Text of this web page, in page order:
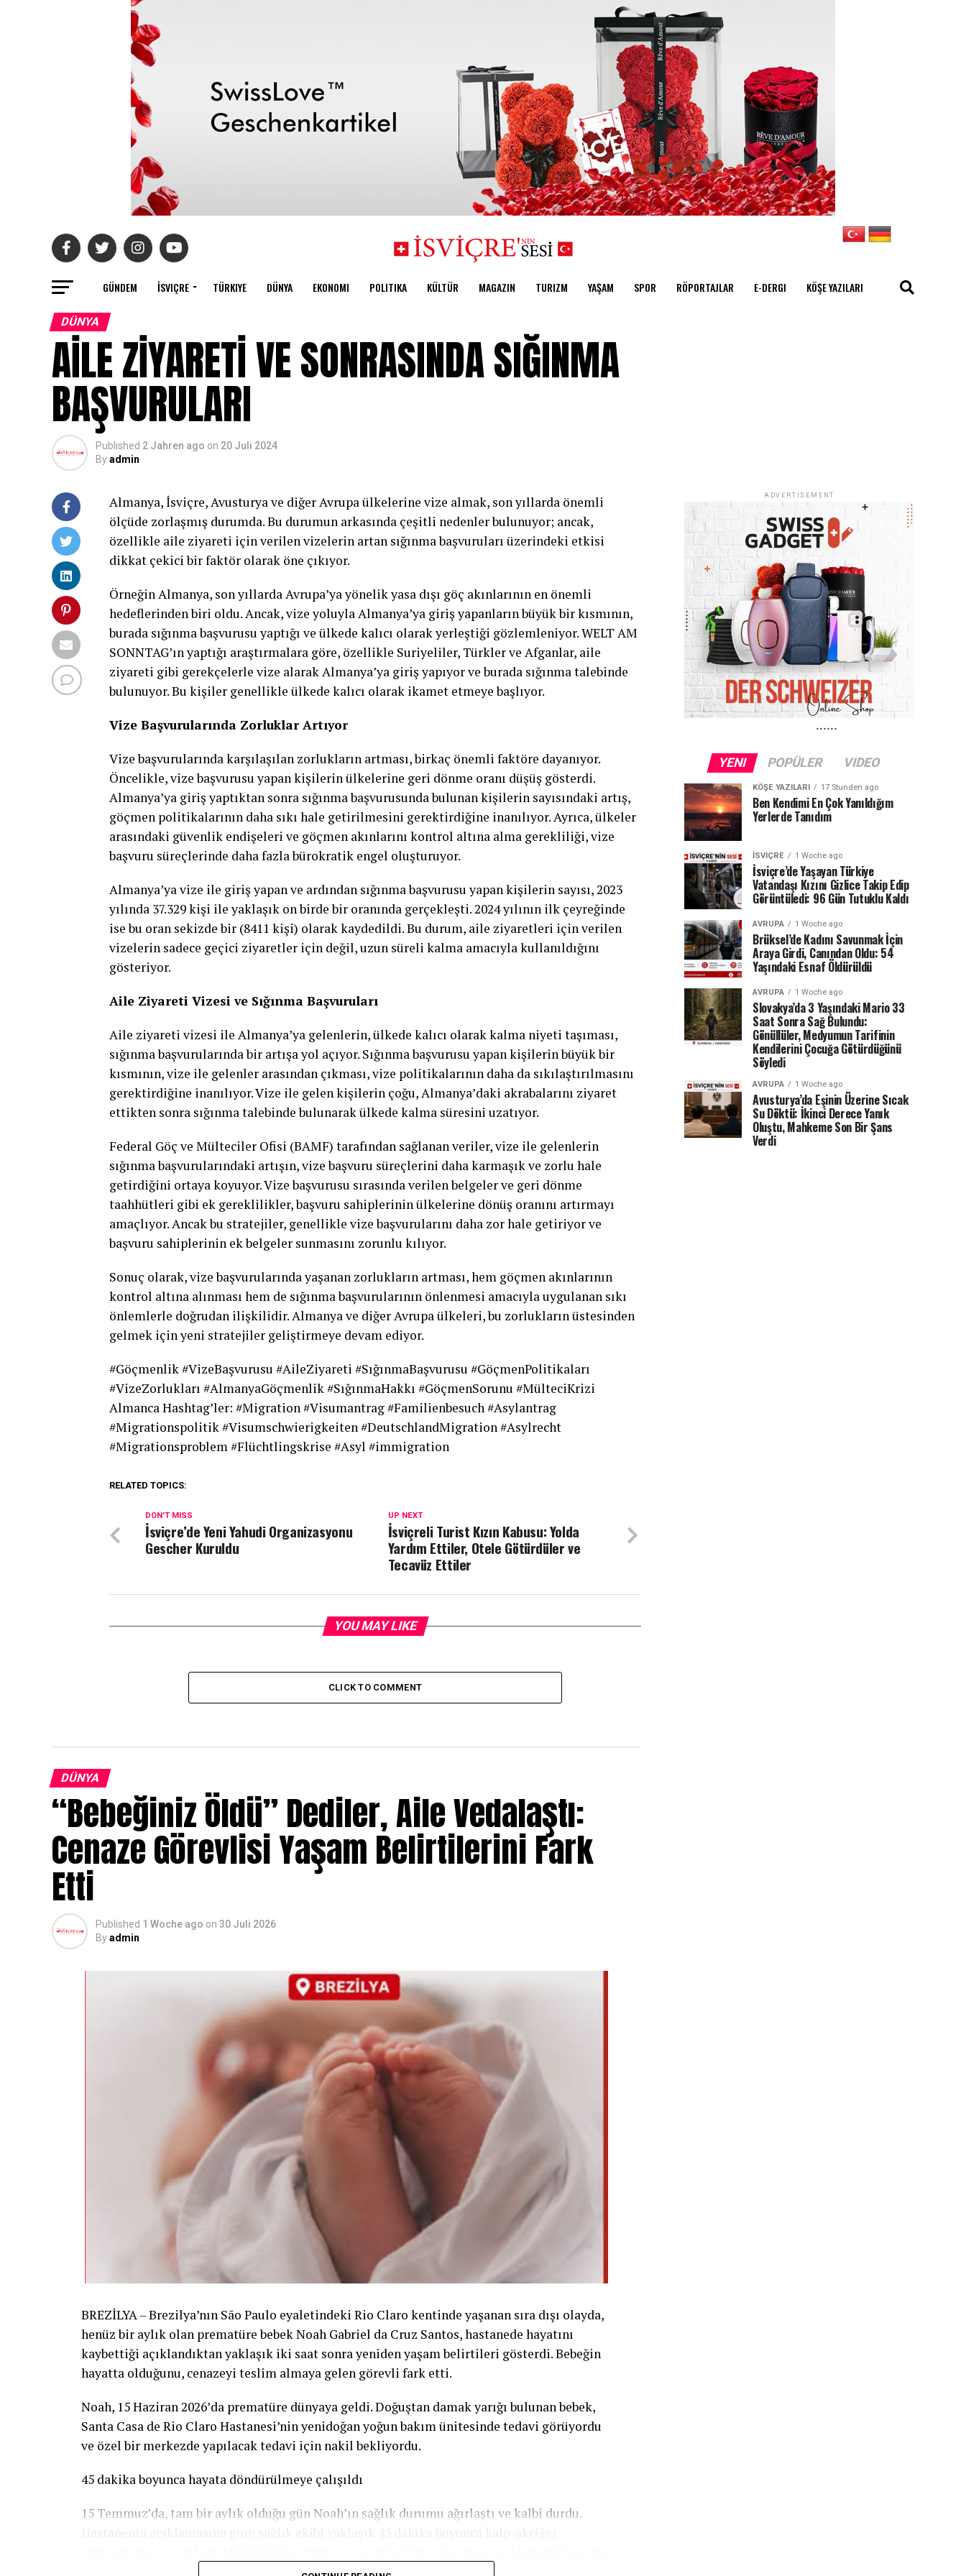
GÜNDEM İSVIÇRE TÜRKIYE DÜNYA EKONOMI POLITIKA KÜLTÜR MAGAZIN TURIZM YAŞAM SPOR RÖPORTAJLAR E-DERGI KÖŞE YAZILARI
DÜNYA
AİLE ZİYARETİ VE SONRASINDA SIĞINMA
BAŞVURULARI
Published 2 Jahren ago on 20 Juli 2024
Byadmin
Almanya, İsviçre, Avusturya ve diğer Avrupa ülkelerine vize almak, son yıllarda önemli
ölçüde zorlaşmış durumda. Bu durumun arkasında çeşitli nedenler bulunuyor; ancak,
özellikle aile ziyareti için verilen vizelerin artan sığınma başvuruları üzerindeki etkisi
dikkat çekici bir faktör olarak öne çıkıyor.
Örneğin Almanya, son yıllarda Avrupa’ya yönelik yasa dışı göç akınlarının en önemli
hedeflerinden biri oldu. Ancak, vize yoluyla Almanya’ya giriş yapanların büyük bir kısmının,
burada sığınma başvurusu yaptığı ve ülkede kalıcı olarak yerleştiği gözlemleniyor. WELT AM
SONNTAG’ın yaptığı araştırmalara göre, özellikle Suriyeliler, Türkler ve Afganlar, aile
ziyareti gibi gerekçelerle vize alarak Almanya’ya giriş yapıyor ve burada sığınma talebinde
bulunuyor. Bu kişiler genellikle ülkede kalıcı olarak ikamet etmeye başlıyor.
Vize Başvurularında Zorluklar Artıyor
Vize başvurularında karşılaşılan zorlukların artması, birkaç önemli faktöre dayanıyor.
Öncelikle, vize başvurusu yapan kişilerin ülkelerine geri dönme oranı düşüş gösterdi.
Almanya’ya giriş yaptıktan sonra sığınma başvurusunda bulunan kişilerin sayısındaki artış,
göçmen politikalarının daha sıkı hale getirilmesini gerektirdiğine inanılıyor. Ayrıca, ülkeler
arasındaki güvenlik endişeleri ve göçmen akınlarını kontrol altına alma gerekliliği, vize
başvuru süreçlerinde daha fazla bürokratik engel oluşturuyor.
Almanya’ya vize ile giriş yapan ve ardından sığınma başvurusu yapan kişilerin sayısı, 2023
yılında 37.329 kişi ile yaklaşık on birde bir oranında gerçekleşti. 2024 yılının ilk çeyreğinde
ise bu oran sekizde bir (8411 kişi) olarak kaydedildi. Bu durum, aile ziyaretleri için verilen
vizelerin sadece geçici ziyaretler için değil, uzun süreli kalma amacıyla kullanıldığını
gösteriyor.
Aile Ziyareti Vizesi ve Sığınma Başvuruları
Aile ziyareti vizesi ile Almanya’ya gelenlerin, ülkede kalıcı olarak kalma niyeti taşıması,
sığınma başvurularında bir artışa yol açıyor. Sığınma başvurusu yapan kişilerin büyük bir
kısmının, vize ile gelenler arasından çıkması, vize politikalarının daha da sıkılaştırılmasını
gerektirdiğine inanılıyor. Vize ile gelen kişilerin çoğu, Almanya’daki akrabalarını ziyaret
ettikten sonra sığınma talebinde bulunarak ülkede kalma süresini uzatıyor.
Federal Göç ve Mülteciler Ofisi (BAMF) tarafından sağlanan veriler, vize ile gelenlerin
sığınma başvurularındaki artışın, vize başvuru süreçlerini daha karmaşık ve zorlu hale
getirdiğini ortaya koyuyor. Vize başvurusu sırasında verilen belgeler ve geri dönme
taahhütleri gibi ek gereklilikler, başvuru sahiplerinin ülkelerine dönüş oranını artırmayı
amaçlıyor. Ancak bu stratejiler, genellikle vize başvurularını daha zor hale getiriyor ve
başvuru sahiplerinin ek belgeler sunmasını zorunlu kılıyor.
Sonuç olarak, vize başvurularında yaşanan zorlukların artması, hem göçmen akınlarının
kontrol altına alınması hem de sığınma başvurularının önlenmesi amacıyla uygulanan sıkı
önlemlerle doğrudan ilişkilidir. Almanya ve diğer Avrupa ülkeleri, bu zorlukların üstesinden
gelmek için yeni stratejiler geliştirmeye devam ediyor.
#Göçmenlik #VizeBaşvurusu #AileZiyareti #SığınmaBaşvurusu #GöçmenPolitikaları
#VizeZorlukları #AlmanyaGöçmenlik #SığınmaHakkı #GöçmenSorunu #MülteciKrizi
Almanca Hashtag’ler: #Migration #Visumantrag #Familienbesuch #Asylantrag
#Migrationspolitik #Visumschwierigkeiten #DeutschlandMigration #Asylrecht
#Migrationsproblem #Flüchtlingskrise #Asyl #immigration
RELATED TOPICS:
UP NEXT
İsviçreli Turist Kızın Kabusu: Yolda
Yardım Ettiler, Otele Götürdüler ve
Tecavüz Ettiler
DON'T MISS
İsviçre’de Yeni Yahudi Organizasyonu
Gescher Kuruldu
YOU MAY LIKE
CLICK TO COMMENT
DÜNYA
“Bebeğiniz Öldü” Dediler, Aile Vedalaştı:
Cenaze Görevlisi Yaşam Belirtilerini Fark
Etti
Published 1 Woche ago on 30 Juli 2026
Byadmin
BREZİLYA – Brezilya’nın São Paulo eyaletindeki Rio Claro kentinde yaşanan sıra dışı olayda,
henüz bir aylık olan prematüre bebek Noah Gabriel da Cruz Santos, hastanede hayatını
kaybettiği açıklandıktan yaklaşık iki saat sonra yeniden yaşam belirtileri gösterdi. Bebeğin
hayatta olduğunu, cenazeyi teslim almaya gelen görevli fark etti.
Noah, 15 Haziran 2026’da prematüre dünyaya geldi. Doğuştan damak yarığı bulunan bebek,
Santa Casa de Rio Claro Hastanesi’nin yenidoğan yoğun bakım ünitesinde tedavi görüyordu
ve özel bir merkezde yapılacak tedavi için nakil bekliyordu.
45 dakika boyunca hayata döndürülmeye çalışıldı
15 Temmuz’da, tam bir aylık olduğu gün Noah’ın sağlık durumu ağırlaştı ve kalbi durdu.
ADVERTISEMENT
YENI POPÜLER VIDEO
KÖŞE YAZILARI 17 Stunden ago
Ben Kendimi En Çok Yanıldığım
Yerlerde Tanıdım
İSVIÇRE 1 Woche ago
İsviçre’de Yaşayan Türkiye
Vatandaşı Kızını Gizlice Takip Edip
Görüntüledi: 96 Gün Tutuklu Kaldı
AVRUPA 1 Woche ago
Brüksel’de Kadını Savunmak İçin
Araya Girdi, Canından Oldu: 54
Yaşındaki Esnaf Öldürüldü
AVRUPA 1 Woche ago
Slovakya’da 3 Yaşındaki Mario 33
Saat Sonra Sağ Bulundu:
Gönüllüler, Medyumun Tarifinin
Kendilerini Çocuğa Götürdüğünü
Söyledi
AVRUPA 1 Woche ago
Avusturya’da Eşinin Üzerine Sıcak
Su Döktü: İkinci Derece Yanık
Oluştu, Mahkeme Son Bir Şans
Verdi